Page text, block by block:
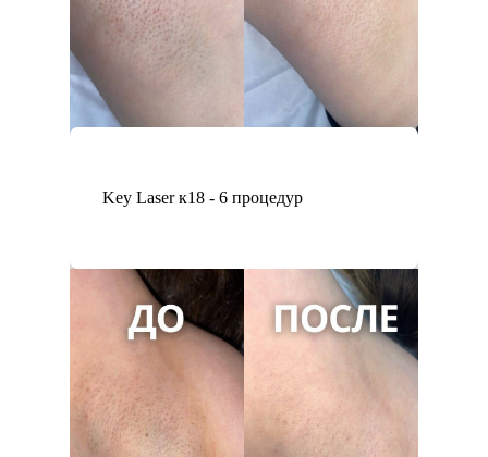
Key Laser к18 - 6 процедур